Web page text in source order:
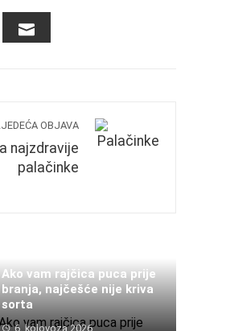
OBJAVA
najzdravije
palačinke
Ako vam rajčica puca prije
branja, najčešće nije kriva
sorta
6. kolovoza 2026